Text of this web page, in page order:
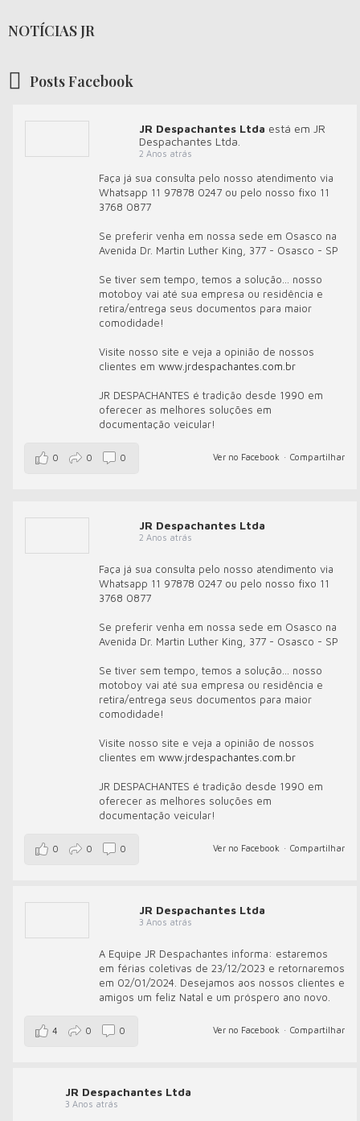
NOTÍCIAS JR
Posts Facebook
JR Despachantes Ltda está em JR
Despachantes Ltda.
2 Anos atrás
Faça já sua consulta pelo nosso atendimento via
Whatsapp 11 97878 0247 ou pelo nosso fixo 11
3768 0877
Se preferir venha em nossa sede em Osasco na
Avenida Dr. Martin Luther King, 377 - Osasco - SP
Se tiver sem tempo, temos a solução... nosso
motoboy vai até sua empresa ou residência e
retira/entrega seus documentos para maior
comodidade!
Visite nosso site e veja a opinião de nossos
clientes em www.jrdespachantes.com.br
JR DESPACHANTES é tradição desde 1990 em
oferecer as melhores soluções em
documentação veicular!
Ver no Facebook · Compartilhar
0 0 0
JR Despachantes Ltda
2 Anos atrás
Faça já sua consulta pelo nosso atendimento via
Whatsapp 11 97878 0247 ou pelo nosso fixo 11
3768 0877
Se preferir venha em nossa sede em Osasco na
Avenida Dr. Martin Luther King, 377 - Osasco - SP
Se tiver sem tempo, temos a solução... nosso
motoboy vai até sua empresa ou residência e
retira/entrega seus documentos para maior
comodidade!
Visite nosso site e veja a opinião de nossos
clientes em www.jrdespachantes.com.br
JR DESPACHANTES é tradição desde 1990 em
oferecer as melhores soluções em
documentação veicular!
Ver no Facebook · Compartilhar
0 0 0
JR Despachantes Ltda
3 Anos atrás
A Equipe JR Despachantes informa: estaremos
em férias coletivas de 23/12/2023 e retornaremos
em 02/01/2024. Desejamos aos nossos clientes e
amigos um feliz Natal e um próspero ano novo.
Ver no Facebook · Compartilhar
4 0 0
JR Despachantes Ltda
3 Anos atrás